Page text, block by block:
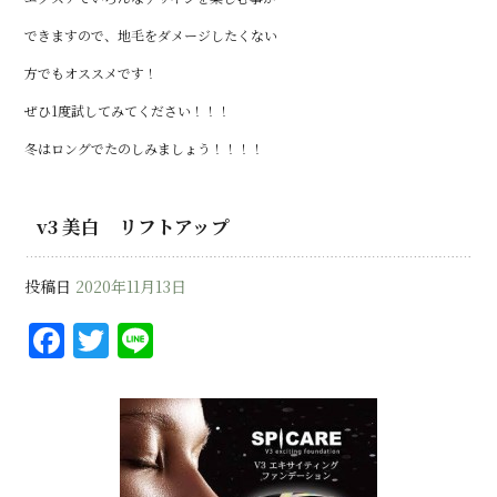
できますので、地毛をダメージしたくない
方でもオススメです！
ぜひ1度試してみてください！！！
冬はロングでたのしみましょう！！！！
v3 美白 リフトアップ
投稿日 2020年11月13日
F
a
T
w
it
te
r
e